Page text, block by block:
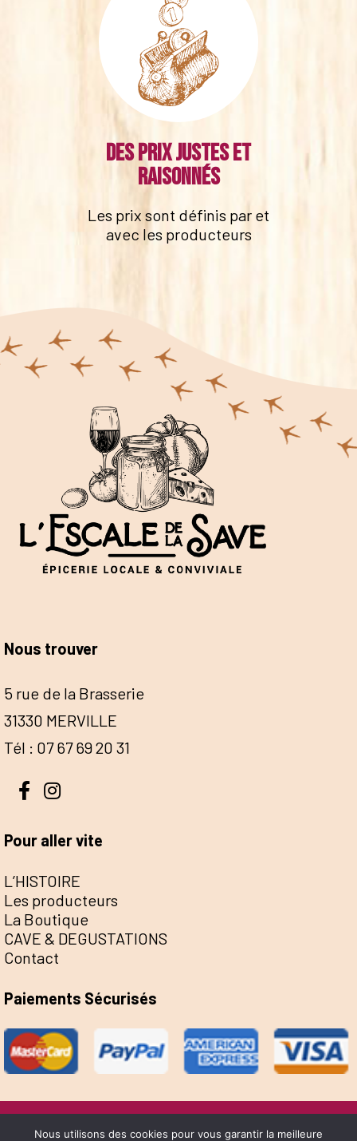
Des prix justes et
raisonnés
Les prix sont définis par et
avec les producteurs
Nous trouver
5 rue de la Brasserie
31330 MERVILLE
Tél : 07 67 69 20 31
Pour aller vite
L’HISTOIRE
Les producteurs
La Boutique
CAVE & DEGUSTATIONS
Contact
Paiements Sécurisés
@Escale de la Save 2022 - Réalisation Sophie
Nous utilisons des cookies pour vous garantir la meilleure